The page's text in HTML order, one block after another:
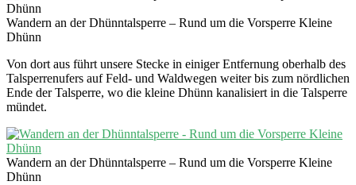
Wandern an der Dhünntalsperre – Rund um die Vorsperre Kleine
Dhünn
Von dort aus führt unsere Stecke in einiger Entfernung oberhalb des
Talsperrenufers auf Feld- und Waldwegen weiter bis zum nördlichen
Ende der Talsperre, wo die kleine Dhünn kanalisiert in die Talsperre
mündet.
Wandern an der Dhünntalsperre – Rund um die Vorsperre Kleine
Dhünn